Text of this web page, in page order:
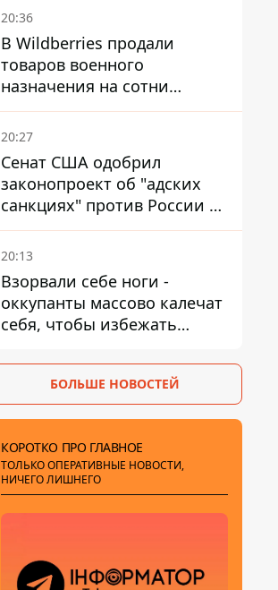
20:36
В Wildberries продали
товаров военного
назначения на сотни
миллионов, но удары ВСУ
изменили ситуацию
20:27
Сенат США одобрил
законопроект об "адских
санкциях" против России и
Ирана
20:13
Взорвали себе ноги -
оккупанты массово калечат
себя, чтобы избежать
БОЛЬШЕ НОВОСТЕЙ
КОРОТКО ПРО ГЛАВНОЕ
ТОЛЬКО ОПЕРАТИВНЫЕ НОВОСТИ,
НИЧЕГО ЛИШНЕГО